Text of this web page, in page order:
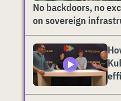
No backdoors, no
on sovereign